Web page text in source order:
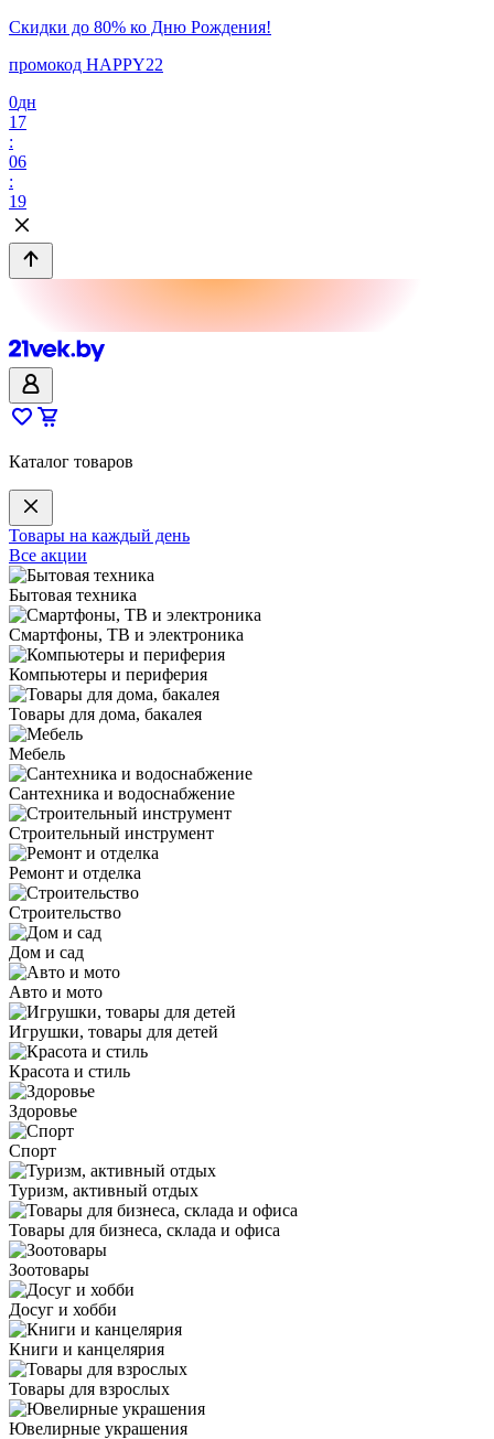
Скидки до 80% ко Дню Рождения!
промокод HAPPY22
0дн
17
:
06
:
19
Каталог товаров
Товары на каждый день
Все акции
Бытовая техника
Смартфоны, ТВ и электроника
Компьютеры и периферия
Товары для дома, бакалея
Мебель
Сантехника и водоснабжение
Строительный инструмент
Ремонт и отделка
Строительство
Дом и сад
Авто и мото
Игрушки, товары для детей
Красота и стиль
Здоровье
Спорт
Туризм, активный отдых
Товары для бизнеса, склада и офиса
Зоотовары
Досуг и хобби
Книги и канцелярия
Товары для взрослых
Ювелирные украшения